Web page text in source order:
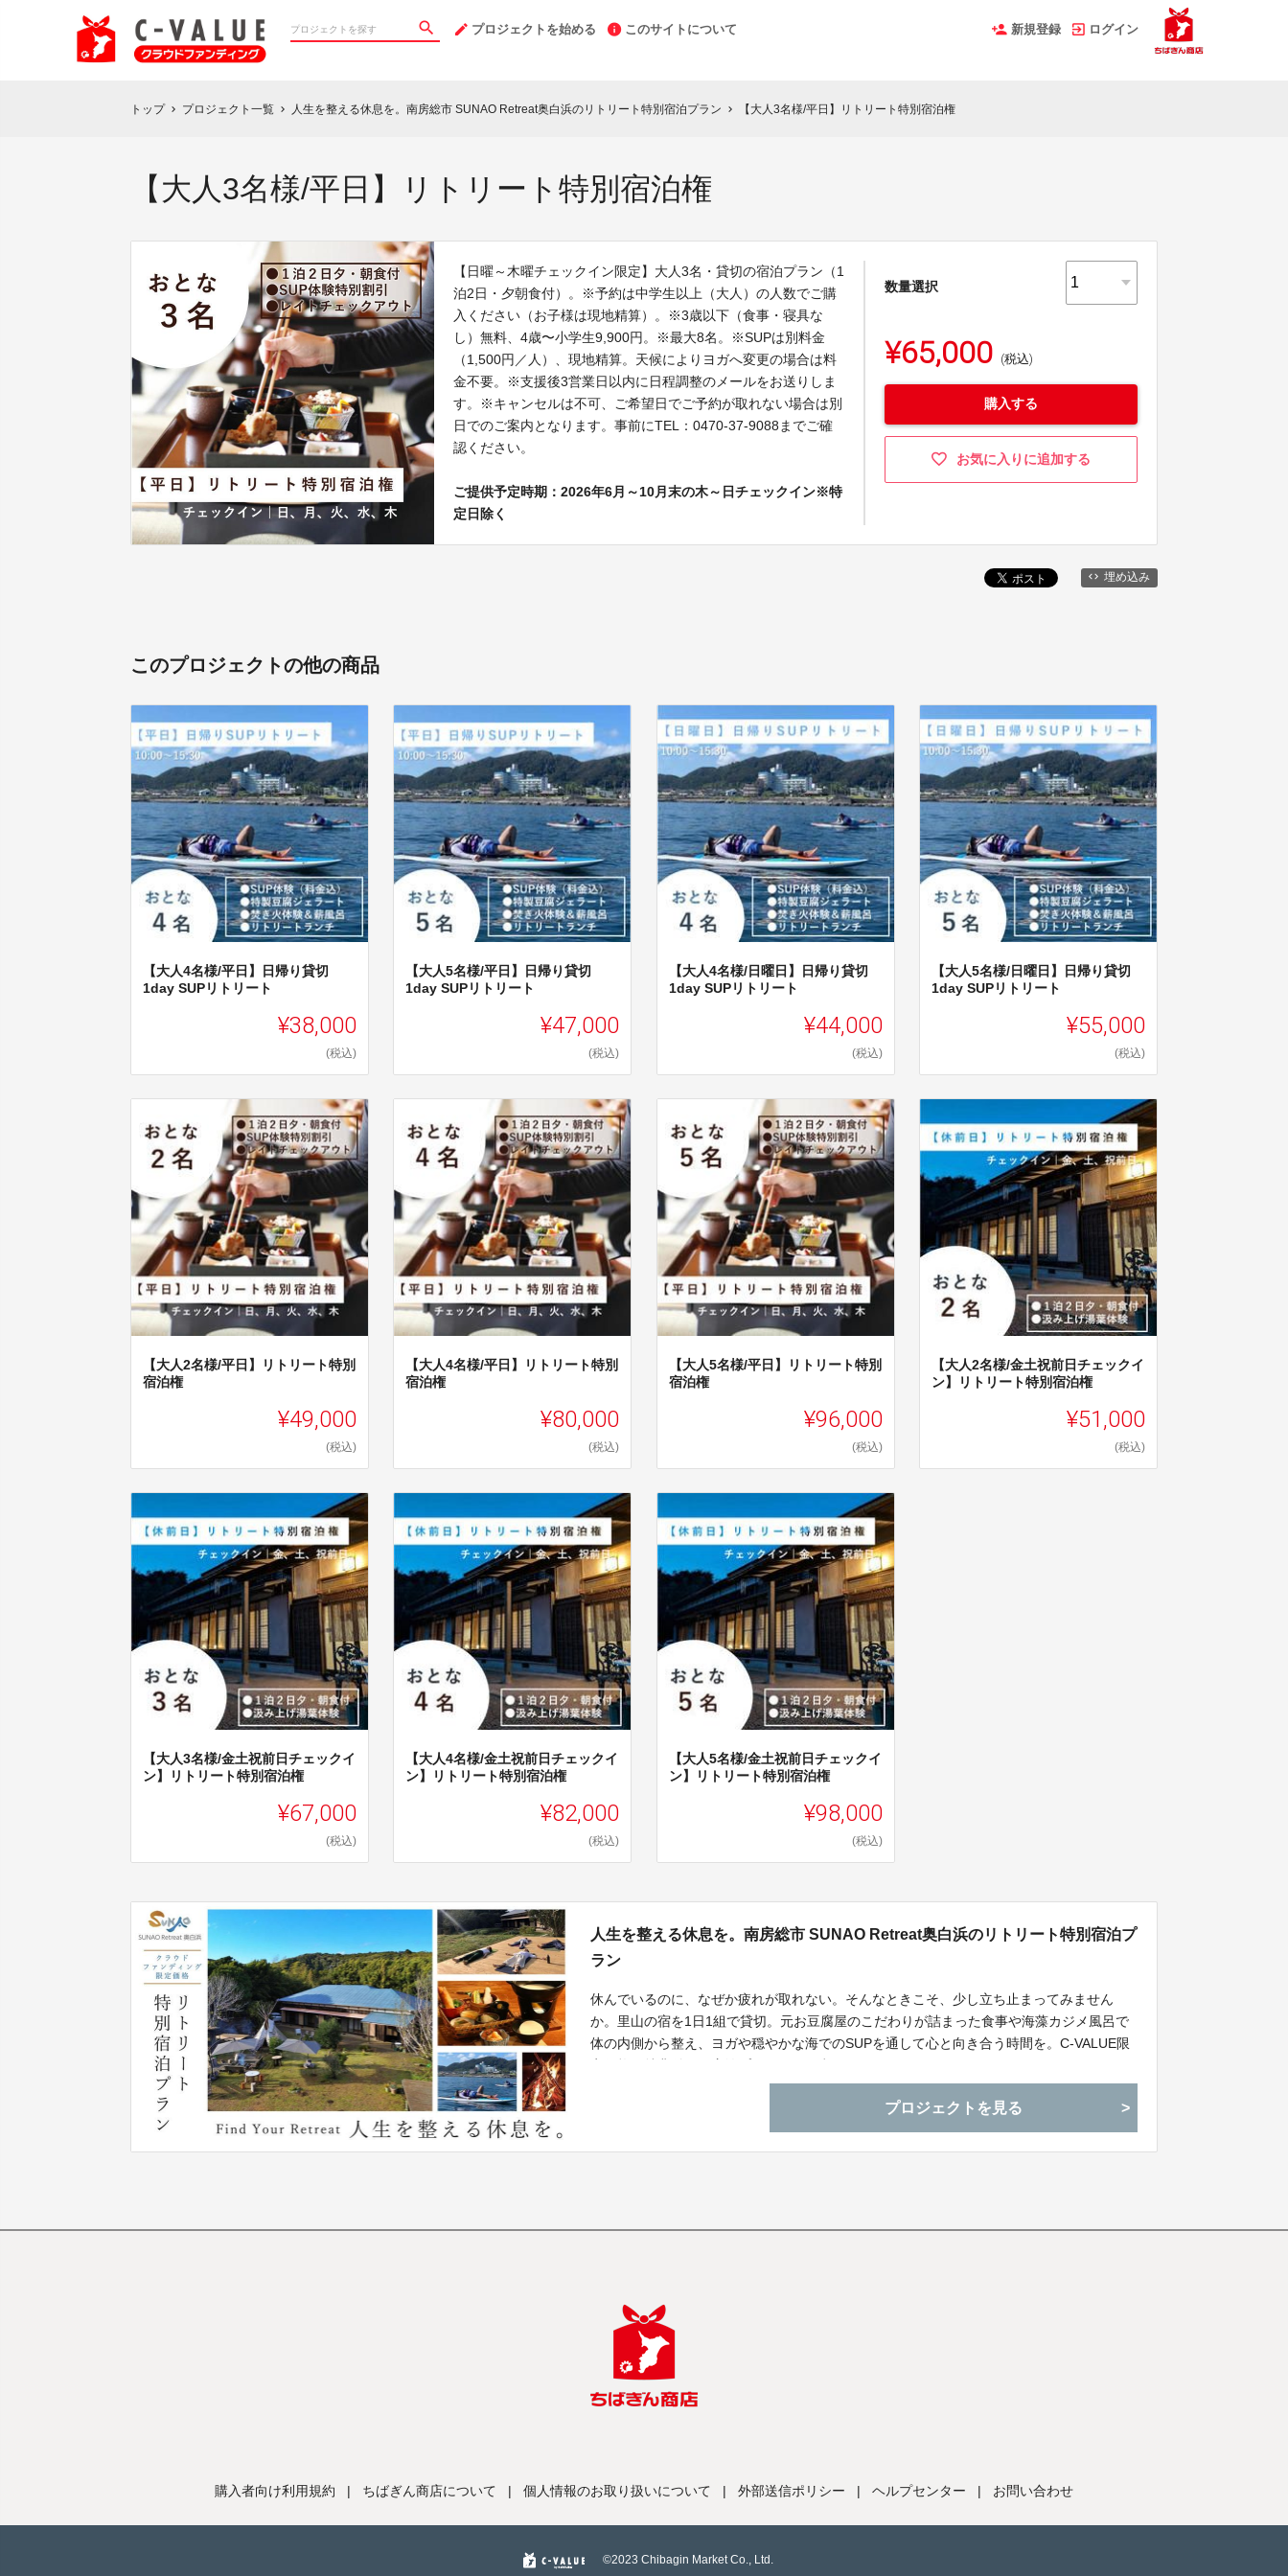
プロジェクトを始める このサイトについて 新規登録 ログイン
トップ chevron_right プロジェクト一覧 chevron_right 人生を整える休息を。南房総市 SUNAO Retreat奥白浜のリトリート特別宿泊プラン chevron_right 【大人3名様/平日】リトリート特別宿泊権
【大人3名様/平日】リトリート特別宿泊権
【日曜～木曜チェックイン限定】大人3名・貸切の宿泊プラン（1
泊2日・夕朝食付）。※予約は中学生以上（大人）の人数でご購
入ください（お子様は現地精算）。※3歳以下（食事・寝具な
し）無料、4歳〜小学生9,900円。※最大8名。※SUPは別料金
（1,500円／人）、現地精算。天候によりヨガへ変更の場合は料
金不要。※支援後3営業日以内に日程調整のメールをお送りしま
す。※キャンセルは不可、ご希望日でご予約が取れない場合は別
日でのご案内となります。事前にTEL：0470-37-9088までご確
認ください。
ご提供予定時期：2026年6月～10月末の木～日チェックイン※特
定日除く
数量選択
¥65,000 (税込)
購入する
お気に入りに追加する
埋め込み
このプロジェクトの他の商品
【大人4名様/平日】日帰り貸切
1day SUPリトリート
¥38,000
(税込)
【大人5名様/平日】日帰り貸切
1day SUPリトリート
¥47,000
(税込)
【大人4名様/日曜日】日帰り貸切
1day SUPリトリート
¥44,000
(税込)
【大人5名様/日曜日】日帰り貸切
1day SUPリトリート
¥55,000
(税込)
【大人2名様/平日】リトリート特別
宿泊権
¥49,000
(税込)
【大人4名様/平日】リトリート特別
宿泊権
¥80,000
(税込)
【大人5名様/平日】リトリート特別
宿泊権
¥96,000
(税込)
【大人2名様/金土祝前日チェックイ
ン】リトリート特別宿泊権
¥51,000
(税込)
【大人3名様/金土祝前日チェックイ
ン】リトリート特別宿泊権
¥67,000
(税込)
【大人4名様/金土祝前日チェックイ
ン】リトリート特別宿泊権
¥82,000
(税込)
【大人5名様/金土祝前日チェックイ
ン】リトリート特別宿泊権
¥98,000
(税込)
人生を整える休息を。南房総市 SUNAO Retreat奥白浜のリトリート特別宿泊プ
ラン
休んでいるのに、なぜか疲れが取れない。そんなときこそ、少し立ち止まってみません
か。里山の宿を1日1組で貸切。元お豆腐屋のこだわりが詰まった食事や海藻カジメ風呂で
体の内側から整え、ヨガや穏やかな海でのSUPを通して心と向き合う時間を。C-VALUE限
プロジェクトを見る
購入者向け利用規約 | ちばぎん商店について | 個人情報のお取り扱いについて | 外部送信ポリシー | ヘルプセンター | お問い合わせ
©️2023 Chibagin Market Co., Ltd.